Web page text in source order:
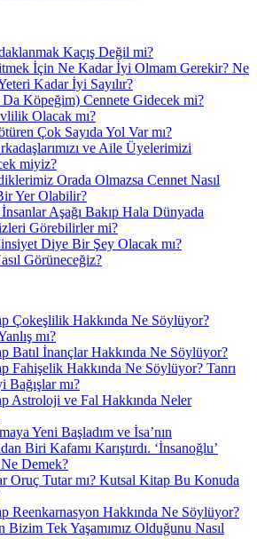
Kaçış Değil mi?
İçin Ne Kadar İyi Olmam Gerekir? Ne
Kadar İyi Sayılır?
Köpeğim) Cennete Gidecek mi?
Olacak mı?
Çok Sayıda Yol Var mı?
ve Aile Üyelerimizi
miyiz?
Orada Olmazsa Cennet Nasıl
Yer Olabilir?
Aşağı Bakıp Hala Dünyada
Görebilirler mi?
Diye Bir Şey Olacak mı?
Görüneceğiz?
Çokeşlilik Hakkında Ne Söylüyor?
mı?
Batıl İnançlar Hakkında Ne Söylüyor?
Fahişelik Hakkında Ne Söylüyor? Tanrı
Bağışlar mı?
Astroloji ve Fal Hakkında Neler
Yeni Başladım ve İsa’nın
Biri Kafamı Karıştırdı. ‘İnsanoğlu’
Demek?
Oruç Tutar mı? Kutsal Kitap Bu Konuda
Reenkarnasyon Hakkında Ne Söylüyor?
Bizim Tek Yaşamımız Olduğunu Nasıl